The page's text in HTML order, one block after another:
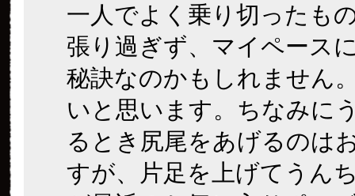
一人でよく乗り切ったも
張り過ぎず、マイペース
秘訣なのかもしれません
いと思います。ちなみに
るとき尻尾をあげるのは
すが、片足を上げてうん